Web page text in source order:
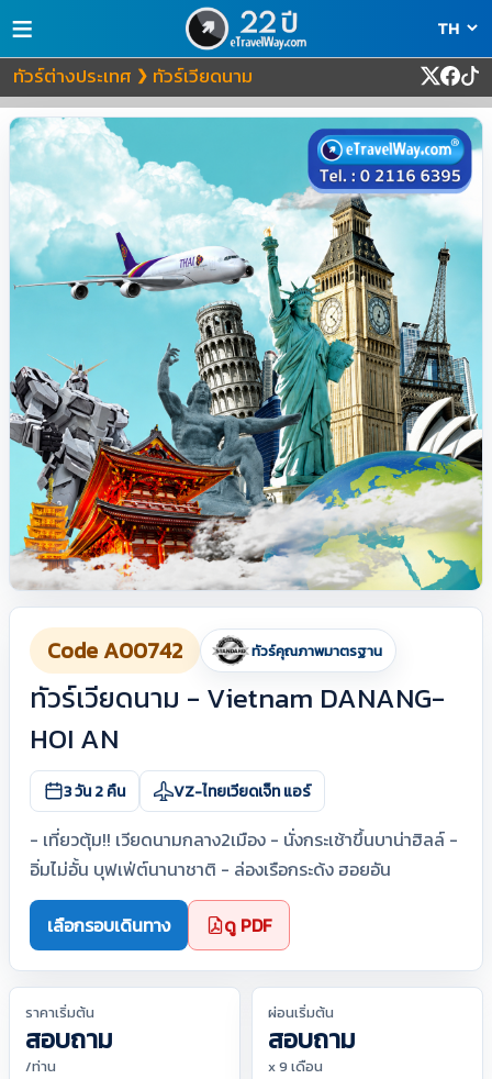
≡
ทัวร์ต่างประเทศ ❯ ทัวร์เวียดนาม
Code A00742 ทัวร์คุณภาพมาตรฐาน
ทัวร์เวียดนาม - Vietnam DANANG-
HOI AN
3 วัน 2 คืน VZ-ไทยเวียดเจ็ท แอร์
- เที่ยวตุ้ม!! เวียดนามกลาง2เมือง - นั่งกระเช้าขึ้นบาน่าฮิลล์ -
อิ่มไม่อั้น บุฟเฟ่ต์นานาชาติ - ล่องเรือกระด้ง ฮอยอัน
เลือกรอบเดินทาง ดู PDF
ราคาเริ่มต้น
สอบถาม
/ท่าน
ผ่อนเริ่มต้น
สอบถาม
x 9 เดือน